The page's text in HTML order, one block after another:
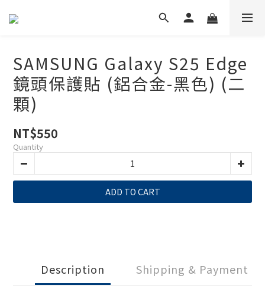
SAMSUNG Galaxy S25 Edge
鏡頭保護貼 (鋁合金-黑色) (二
顆)
NT$550
Quantity
ADD TO CART
Description Shipping & Payment